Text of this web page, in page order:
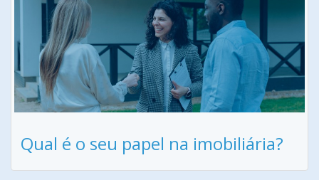
Qual é o seu papel na imobiliária?